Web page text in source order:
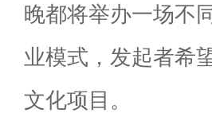
晚都将举办一场不
业模式，发起者希
文化项目。